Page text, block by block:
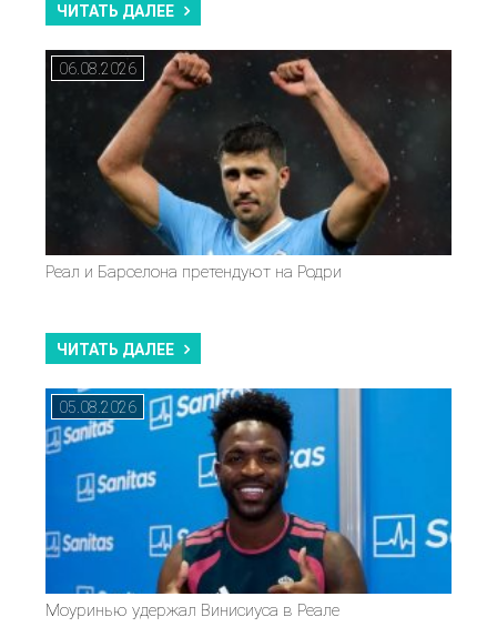
ЧИТАТЬ ДАЛЕЕ
06.08.2026
Реал и Барселона претендуют на Родри
ЧИТАТЬ ДАЛЕЕ
05.08.2026
Моуринью удержал Винисиуса в Реале